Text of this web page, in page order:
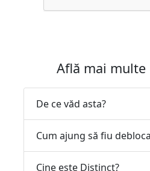
Află mai
De ce văd asta?
Cum ajung să fiu
Cine este Distinct?